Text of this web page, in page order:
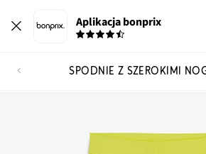
Aplikacja bonprix
SPODNIE Z SZEROKIMI